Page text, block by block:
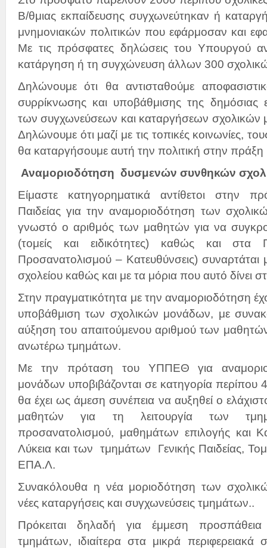
Β/θμιας εκπαίδευσης συγχωνεύτηκαν ή
μνημονιακών πολιτικών που εφάρμοσαν και
Με τις πρόσφατες δηλώσεις του Υπουργού
κατάργηση ή τη συγχώνευση άλλων 300
Δηλώνουμε ότι θα αντισταθούμε
συρρίκνωσης και υποβάθμισης της δημόσιας
των συγχωνεύσεων και καταργήσεων σχολικών
Δηλώνουμε ότι μαζί με τις τοπικές κοινωνίες,
θα καταργήσουμε αυτή την πολιτική στην πράξη
Αναμοριοδότηση δυσμενών συνθηκών
Είμαστε κατηγορηματικά αντίθετοι στην
Παιδείας για την αναμοριοδότηση των
γνωστό ο αριθμός των μαθητών για να
(τομείς και ειδικότητες) καθώς και στα
Προσανατολισμού – Κατευθύνσεις) συναρτάται
σχολείου καθώς και με τα μόρια που αυτό δίνει
Στην πραγματικότητα με την αναμοριοδότηση
υποβάθμιση των σχολικών μονάδων, με
αύξηση του απαιτούμενου αριθμού των
ανωτέρω τμημάτων.
Με την πρόταση του ΥΠΠΕΘ για
μονάδων υποβιβάζονται σε κατηγορία
θα έχει ως άμεση συνέπεια να αυξηθεί ο
μαθητών για τη λειτουργία των
προσανατολισμού, μαθημάτων επιλογής και
Λύκεια και των τμημάτων Γενικής Παιδείας,
ΕΠΑ.Λ.
Συνακόλουθα η νέα μοριοδότηση των
νέες καταργήσεις και συγχωνεύσεις τμημάτων..
Πρόκειται δηλαδή για έμμεση
τμημάτων, ιδιαίτερα στα μικρά περιφερειακά